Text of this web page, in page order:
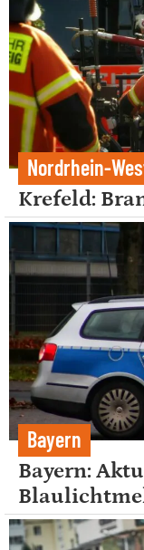
Nordrhein-
Krefeld:
Bayern
Bayern: